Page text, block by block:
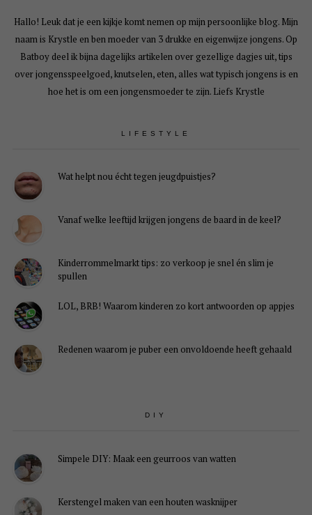
Hallo! Leuk dat je een kijkje komt nemen op mijn persoonlijke blog. Mijn
naam is Krystle en ben moeder van 3 drukke en eigenwijze jongens. Op
Batboy deel ik bijna dagelijks artikelen over gezellige dagjes uit, tips
over jongensspeelgoed, knutselen, eten, alles wat typisch jongens is en
hoe het is om een jongensmoeder te zijn. Liefs Krystle
LIFESTYLE
Wat helpt nou écht tegen jeugdpuistjes?
Vanaf welke leeftijd krijgen jongens de baard in de keel?
Kinderrommelmarkt tips: zo verkoop je snel én slim je
spullen
LOL, BRB! Waarom kinderen zo kort antwoorden op appjes
Redenen waarom je puber een onvoldoende heeft gehaald
DIY
Simpele DIY: Maak een geurroos van watten
Kerstengel maken van een houten wasknijper